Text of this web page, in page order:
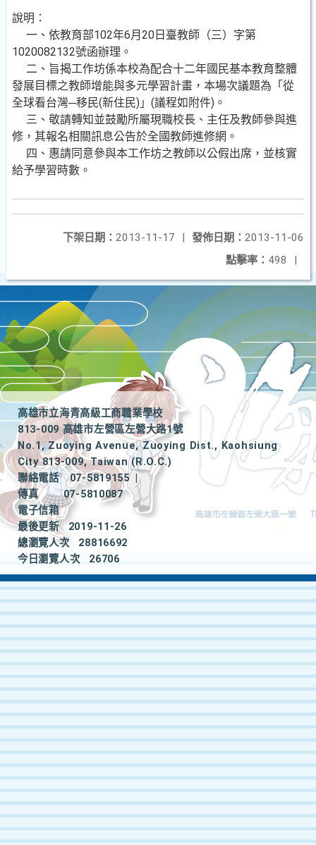
說明：
一、依教育部102年6月20日臺教師（三）字第
1020082132號函辦理。
二、旨揭工作坊係本校為配合十二年國民基本教育整體
發展目標之教師增能與多元學習計畫，本場次議題為「從
全球看台灣─移民(新住民)」(議程如附件)。
三、敬請轉知並鼓勵所屬現職校長、主任及教師參與進
修，其報名相關訊息公告於全國教師進修網。
四、惠請同意參與本工作坊之教師以公假出席，並核實
給予學習時數。
發佈日期： 2013-11-06
下架日期： 2013-11-17
|
點擊率： 498 |
高雄市立海青高級工商職業學校
813-009 高雄市左營區左營大路1號
No.1, Zuoying Avenue, Zuoying Dist., Kaohsiung
City 813-009, Taiwan (R.O.C.)
聯絡電話
07-5819155
|
傳真
07-5810087
電子信箱
最後更新
2019-11-26
總瀏覽人次
28816692
今日瀏覽人次
26706